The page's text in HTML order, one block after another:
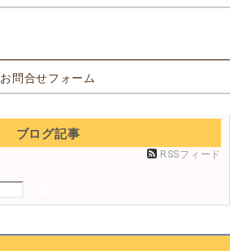
お問合せフォーム
ブログ記事
RSSフィード